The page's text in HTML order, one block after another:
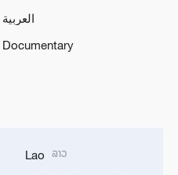
العربية
Documentary
Lao ລາວ